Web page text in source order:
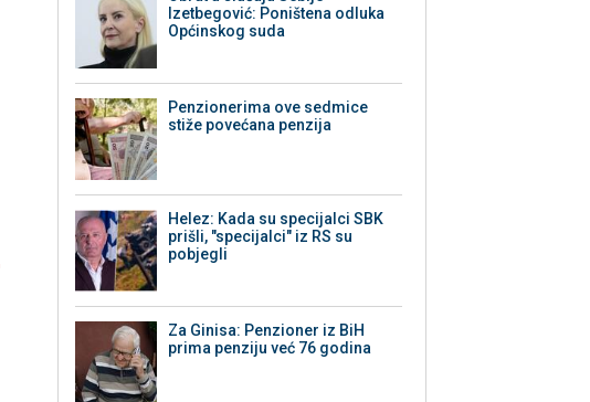
Izetbegović: Poništena odluka
Općinskog suda
Penzionerima ove sedmice
stiže povećana penzija
Helez: Kada su specijalci SBK
prišli, "specijalci" iz RS su
pobjegli
Za Ginisa: Penzioner iz BiH
prima penziju već 76 godina